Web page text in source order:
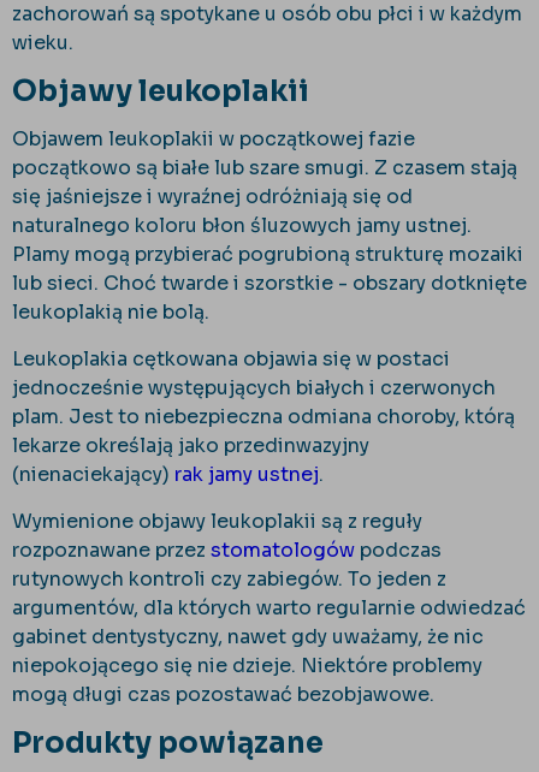
zachorowań są spotykane u osób obu płci i w każdym
wieku.
Objawy leukoplakii
Objawem leukoplakii w początkowej fazie
początkowo są białe lub szare smugi. Z czasem stają
się jaśniejsze i wyraźnej odróżniają się od
naturalnego koloru błon śluzowych jamy ustnej.
Plamy mogą przybierać pogrubioną strukturę mozaiki
lub sieci. Choć twarde i szorstkie - obszary dotknięte
leukoplakią nie bolą.
Leukoplakia cętkowana objawia się w postaci
jednocześnie występujących białych i czerwonych
plam. Jest to niebezpieczna odmiana choroby, którą
lekarze określają jako przedinwazyjny
(nienaciekający) rak jamy ustnej.
Wymienione objawy leukoplakii są z reguły
rozpoznawane przez stomatologów podczas
rutynowych kontroli czy zabiegów. To jeden z
argumentów, dla których warto regularnie odwiedzać
gabinet dentystyczny, nawet gdy uważamy, że nic
niepokojącego się nie dzieje. Niektóre problemy
mogą długi czas pozostawać bezobjawowe.
Produkty powiązane